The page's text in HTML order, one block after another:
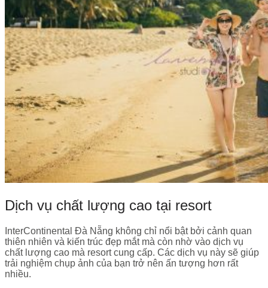
Dịch vụ chất lượng cao tại resort
InterContinental Đà Nẵng không chỉ nổi bật bởi cảnh quan
thiên nhiên và kiến trúc đẹp mắt mà còn nhờ vào dịch vụ
chất lượng cao mà resort cung cấp. Các dịch vụ này sẽ giúp
trải nghiệm chụp ảnh của bạn trở nên ấn tượng hơn rất
nhiều.